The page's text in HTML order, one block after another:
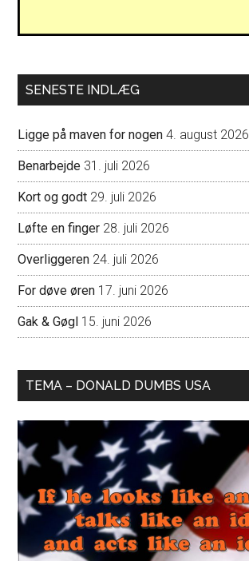
SENESTE INDLÆG
Ligge på maven for nogen 4. august 2026
Benarbejde 31. juli 2026
Kort og godt 29. juli 2026
Løfte en finger 28. juli 2026
Overliggeren 24. juli 2026
For døve øren 17. juni 2026
Gak & Gøgl 15. juni 2026
TEMA – DONALD DUMBS USA